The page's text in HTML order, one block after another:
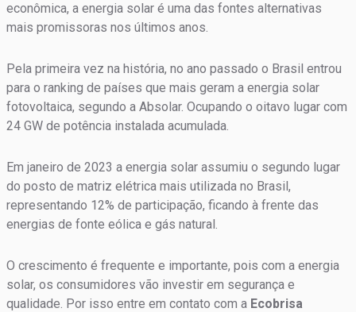
econômica, a energia solar é uma das fontes alternativas
mais promissoras nos últimos anos.
Pela primeira vez na história, no ano passado o Brasil entrou
para o ranking de países que mais geram a energia solar
fotovoltaica, segundo a Absolar. Ocupando o oitavo lugar com
24 GW de potência instalada acumulada.
Em janeiro de 2023 a energia solar assumiu o segundo lugar
do posto de matriz elétrica mais utilizada no Brasil,
representando 12% de participação, ficando à frente das
energias de fonte eólica e gás natural.
O crescimento é frequente e importante, pois com a energia
solar, os consumidores vão investir em segurança e
qualidade. Por isso entre em contato com a Ecobrisa